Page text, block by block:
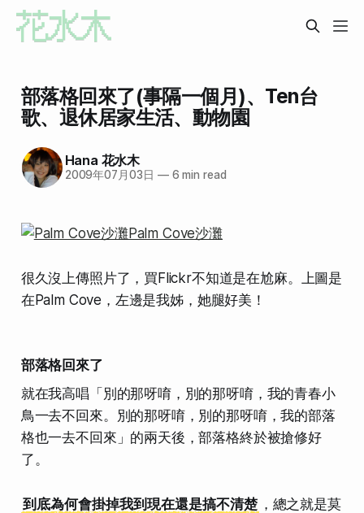
部落格回來了(事隔一個月)、Ten台
歌、退休居家生活、動物園
Hana 花水木
2009年07月03日 —6 min read
很久沒上傳照片了，買Flickr不知道是在尬麻。上圖是
在Palm Cove，左邊是我姊，她腿好美！
部落格回來了
就在我高唱 「別的那呀唷，別的那呀唷，我的青春小
鳥一去不回來。別的那呀唷，別的那呀唷，我的部落
格也一去不回來」 的兩天後，部落格終於被搶修好
了。
到底為何會掛掉我到現在還是搞不清楚 ，總之就是莫